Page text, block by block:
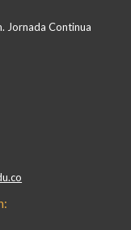
Jornada Continua